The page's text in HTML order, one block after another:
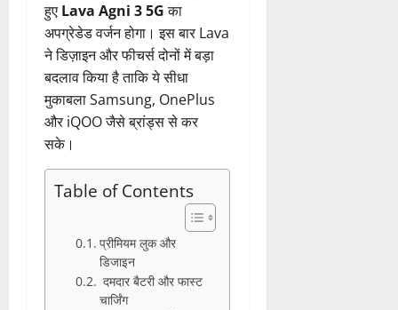
हुए Lava Agni 3 5Gका
अपग्रेडेड वर्जन होगा। इस बार Lava
ने डिज़ाइन और फीचर्स दोनों में बड़ा
बदलाव किया है ताकि ये सीधा
मुकाबला Samsung, OnePlus
और iQOO जैसे ब्रांड्स से कर
सके।
Table of Contents
प्रीमियम लुक और
डिजाइन
दमदार बैटरी और फास्ट
चार्जिंग